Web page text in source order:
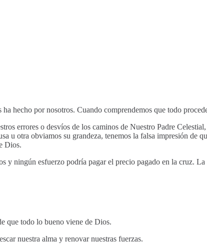
hecho por nosotros. Cuando comprendemos que todo
errores o desvíos de los caminos de Nuestro Padre
u otra obviamos su grandeza, tenemos la falsa impresión de
Dios.
y ningún esfuerzo podría pagar el precio pagado en la cruz.
que todo lo bueno viene de Dios.
nuestra alma y renovar nuestras fuerzas.